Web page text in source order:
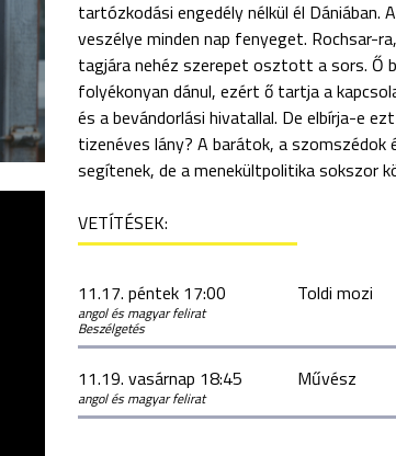
tartózkodási engedély nélkül él Dániában.
veszélye minden nap fenyeget. Rochsar-
tagjára nehéz szerepet osztott a sors. Ő
folyékonyan dánul, ezért ő tartja a
és a bevándorlási hivatallal. De elbírja-e
tizenéves lány? A barátok, a szomszédok
segítenek, de a menekültpolitika sokszor
VETÍTÉSEK:
11.17. péntek 17:00 Toldi mozi
angol és magyar felirat
Beszélgetés
11.19. vasárnap 18:45 Művész
angol és magyar felirat